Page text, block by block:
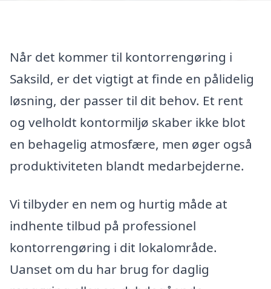
Når det kommer til kontorrengøring i
Saksild, er det vigtigt at finde en pålidelig
løsning, der passer til dit behov. Et rent
og velholdt kontormiljø skaber ikke blot
en behagelig atmosfære, men øger også
produktiviteten blandt medarbejderne.
Vi tilbyder en nem og hurtig måde at
indhente tilbud på professionel
kontorrengøring i dit lokalområde.
Uanset om du har brug for daglig